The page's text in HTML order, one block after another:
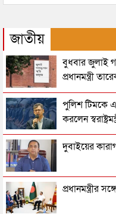
জাতীয়
বুধবার জুলাই
প্রধানমন্ত্রী
পুলিশ টিমকে
করলেন
দুবাইয়ের
প্রধানমন্ত্রীর